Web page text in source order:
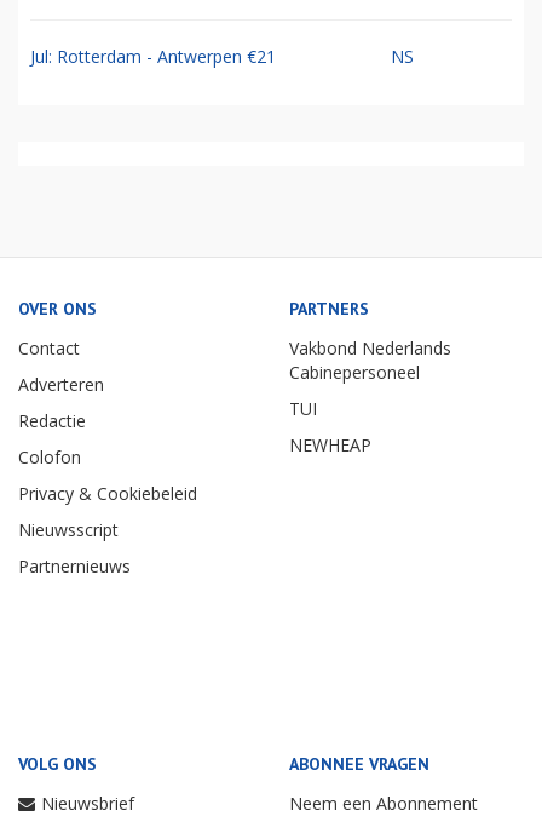
Jul: Rotterdam - Antwerpen €21 NS
OVER ONS
Contact
Adverteren
Redactie
Colofon
Privacy & Cookiebeleid
Nieuwsscript
Partnernieuws
PARTNERS
Vakbond Nederlands
Cabinepersoneel
TUI
NEWHEAP
VOLG ONS
Nieuwsbrief
ABONNEE VRAGEN
Neem een Abonnement